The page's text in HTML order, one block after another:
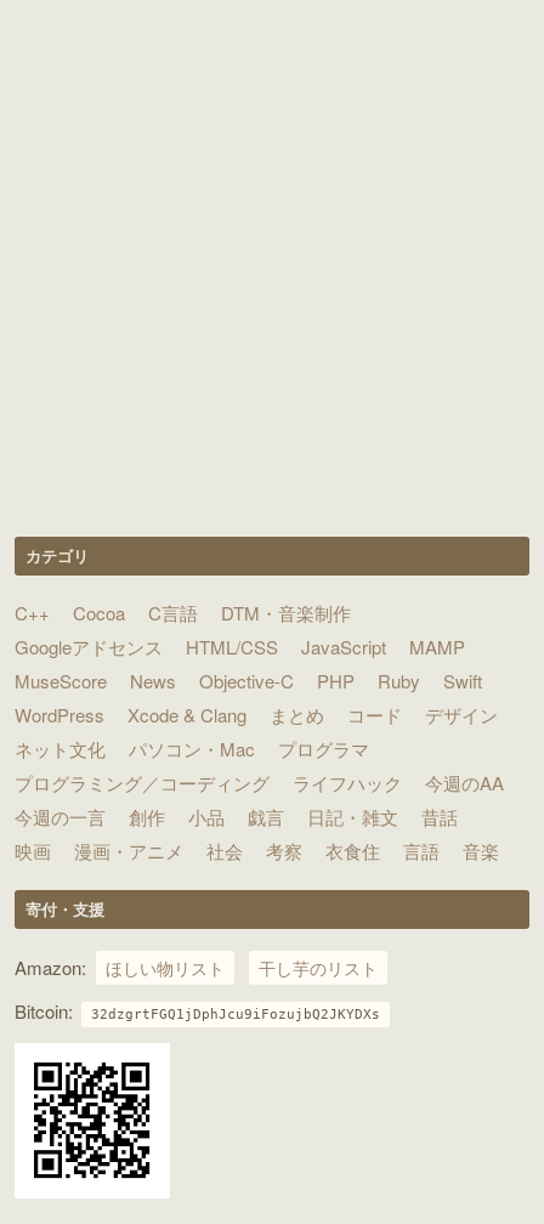
カテゴリ
C++ Cocoa C言語
DTM・音楽制作
Googleアドセンス
HTML/CSS JavaScript
MAMP
MuseScore
News Objective-C PHP Ruby
Swift
WordPress
Xcode & Clang まとめ コード
デザイン
ネット文化
パソコン・Mac
プログラマ
プログラミング／コーディング
ライフハック
今週のAA
今週の一言
創作 小品 戯言 日記・雑文
昔話
映画
漫画・アニメ 社会 考察 衣食住 言語 音楽
寄付・支援
Amazon: ほしい物リスト 干し芋のリスト
Bitcoin: 32dzgrtFGQ1jDphJcu9iFozujbQ2JKYDXs